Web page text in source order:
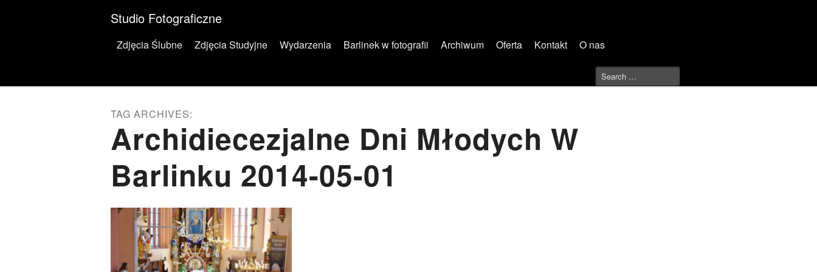
Studio Fotograficzne
Menu
Skip to content
Zdjęcia Ślubne Zdjęcia Studyjne Wydarzenia Barlinek w fotografii Archiwum Oferta Kontakt O nas
TAG ARCHIVES:
Archidiecezjalne Dni Młodych W
Barlinku 2014-05-01